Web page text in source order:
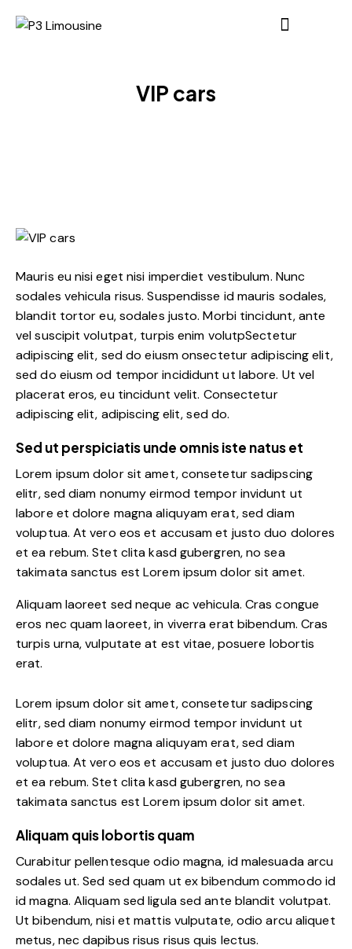
VIP cars
Mauris eu nisi eget nisi imperdiet vestibulum. Nunc
sodales vehicula risus. Suspendisse id mauris sodales,
blandit tortor eu, sodales justo. Morbi tincidunt, ante
vel suscipit volutpat, turpis enim volutpSectetur
adipiscing elit, sed do eiusm onsectetur adipiscing elit,
sed do eiusm od tempor incididunt ut labore. Ut vel
placerat eros, eu tincidunt velit. Consectetur
adipiscing elit, adipiscing elit, sed do.
Sed ut perspiciatis unde omnis iste natus et
Lorem ipsum dolor sit amet, consetetur sadipscing
elitr, sed diam nonumy eirmod tempor invidunt ut
labore et dolore magna aliquyam erat, sed diam
voluptua. At vero eos et accusam et justo duo dolores
et ea rebum. Stet clita kasd gubergren, no sea
takimata sanctus est Lorem ipsum dolor sit amet.
Aliquam laoreet sed neque ac vehicula. Cras congue
eros nec quam laoreet, in viverra erat bibendum. Cras
turpis urna, vulputate at est vitae, posuere lobortis
erat.
Lorem ipsum dolor sit amet, consetetur sadipscing
elitr, sed diam nonumy eirmod tempor invidunt ut
labore et dolore magna aliquyam erat, sed diam
voluptua. At vero eos et accusam et justo duo dolores
et ea rebum. Stet clita kasd gubergren, no sea
takimata sanctus est Lorem ipsum dolor sit amet.
Aliquam quis lobortis quam
Curabitur pellentesque odio magna, id malesuada arcu
sodales ut. Sed sed quam ut ex bibendum commodo id
id magna. Aliquam sed ligula sed ante blandit volutpat.
Ut bibendum, nisi et mattis vulputate, odio arcu aliquet
metus, nec dapibus risus risus quis lectus.